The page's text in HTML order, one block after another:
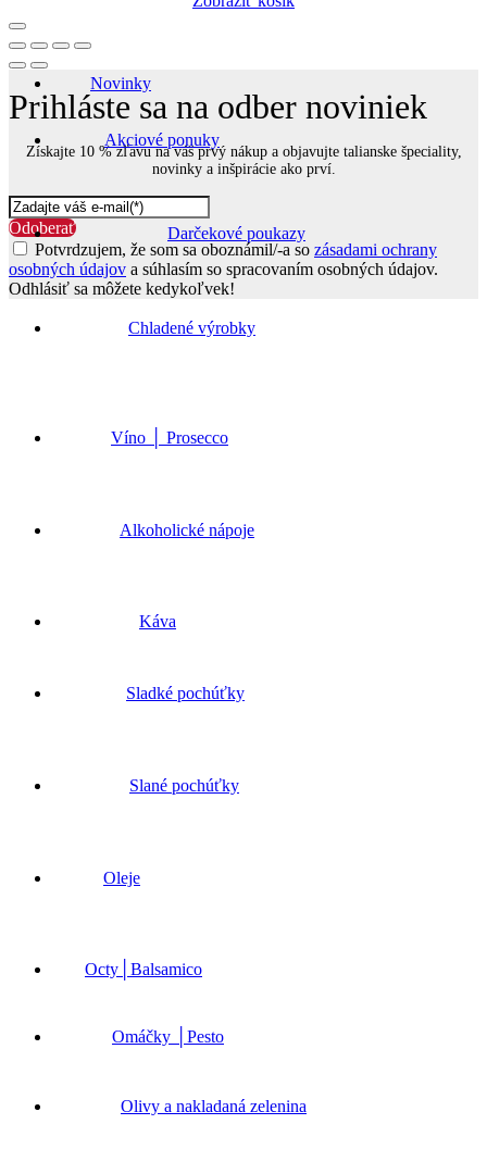
Novinky
Akciové ponuky
Darčekové poukazy
Chladené výrobky
Víno │ Prosecco
Alkoholické nápoje
Káva
Sladké pochúťky
Slané pochúťky
Oleje
Octy│Balsamico
Omáčky │Pesto
Olivy a nakladaná zelenina
Prihláste sa na odber noviniek
Získajte 10 % zľavu na váš prvý nákup a objavujte talianske špeciality,
novinky a inšpirácie ako prví.
Odoberať
Potvrdzujem, že som sa oboznámil/-a so zásadami ochrany
osobných údajov a súhlasím so spracovaním osobných údajov.
Odhlásiť sa môžete kedykoľvek!